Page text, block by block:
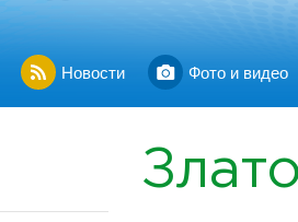
Новости Фото и видео